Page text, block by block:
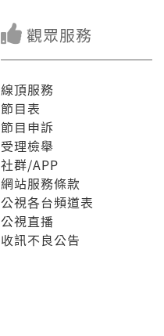
觀眾服務
線頂服務
節目表
節目申訴
受理檢舉
社群/APP
網站服務條款
公視各台頻道表
公視直播
收訊不良公告